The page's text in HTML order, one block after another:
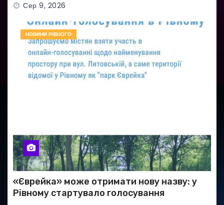
Сер 9, 2026
НОВИНИ РІВНОГО
«Єврейка» може отримати нову назву: у
Рівному стартувало голосування